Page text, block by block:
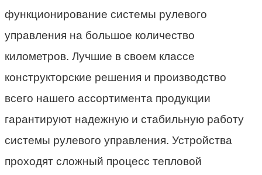
функционирование системы рулевого
управления на большое количество
километров. Лучшие в своем классе
конструкторские решения и производство
всего нашего ассортимента продукции
гарантируют надежную и стабильную работу
системы рулевого управления. Устройства
проходят сложный процесс тепловой